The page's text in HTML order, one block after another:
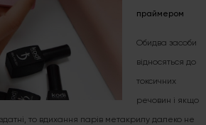
праймером
Обидва засоби
відносяться до
токсичних
речовин і якщо
то вдихання парів метакрилу далеко не